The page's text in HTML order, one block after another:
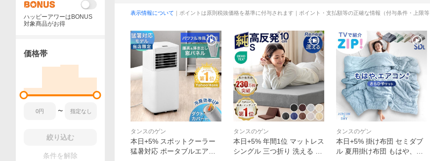
表示情報について ｜ポイントは原則税抜価格を基準に付与されます｜ポイント・支払額等の正確な情報（付与条件・上限
タンスのゲン
本日+5% スポットクーラー
猛暑対応 ポータブルエアコ
タンスのゲン
本日+5% 年間1位 マットレス
シングル 三つ折り 洗える 純
タンスのゲン
本日+5% 掛け布団 セミダブ
ル 夏用掛け布団 もはや、エ
ハッピーアワーはBONUS
対象商品がお得
価格帯
〜
絞り込む
条件を解除